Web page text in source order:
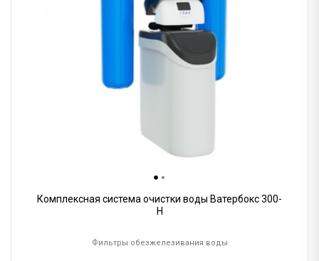
Комплексная система очистки воды Ватербокс 300-
H
Фильтры обезжелезивания воды